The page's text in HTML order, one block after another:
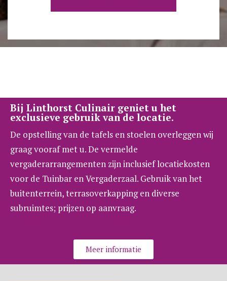
Bij Linthorst Culinair geniet u het
exclusieve gebruik van de locatie.
De opstelling van de tafels en stoelen overleggen wij
graag vooraf met u. De vermelde
vergaderarrangementen zijn inclusief locatiekosten
voor de Tuinbar en Vergaderzaal. Gebruik van het
buitenterrein, terrasoverkapping en diverse
subruimtes; prijzen op aanvraag.
Meer informatie